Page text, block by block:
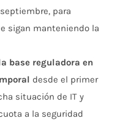
para
sigan manteniendo la
base reguladora en
desde el primer
situación de IT y
a la seguridad